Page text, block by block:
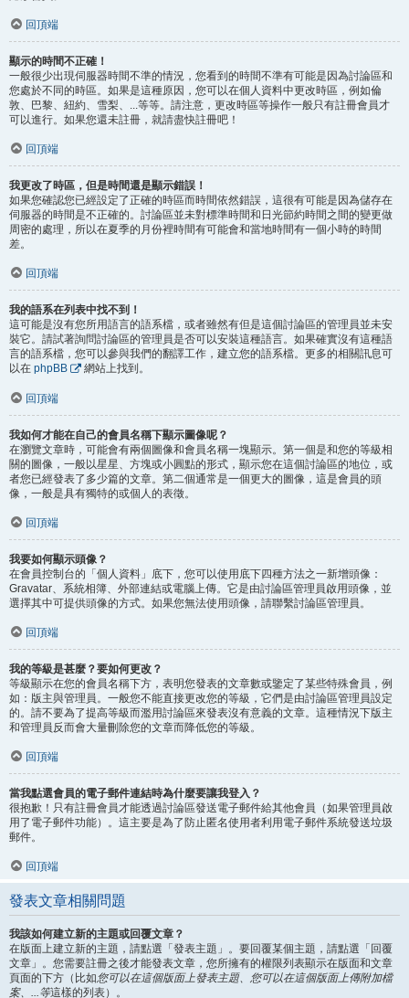
回頂端
顯示的時間不正確！
一般很少出現伺服器時間不準的情況，您看到的時間不準有可能是因為討論區和
您處於不同的時區。如果是這種原因，您可以在個人資料中更改時區，例如倫
敦、巴黎、紐約、雪梨、...等等。請注意，更改時區等操作一般只有註冊會員才
可以進行。如果您還未註冊，就請盡快註冊吧！
回頂端
我更改了時區，但是時間還是顯示錯誤！
如果您確認您已經設定了正確的時區而時間依然錯誤，這很有可能是因為儲存在
伺服器的時間是不正確的。討論區並未對標準時間和日光節約時間之間的變更做
周密的處理，所以在夏季的月份裡時間有可能會和當地時間有一個小時的時間
差。
回頂端
我的語系在列表中找不到！
這可能是沒有您所用語言的語系檔，或者雖然有但是這個討論區的管理員並未安
裝它。請試著詢問討論區的管理員是否可以安裝這種語言。如果確實沒有這種語
言的語系檔，您可以參與我們的翻譯工作，建立您的語系檔。更多的相關訊息可
以在 phpBB 網站上找到。
回頂端
我如何才能在自己的會員名稱下顯示圖像呢？
在瀏覽文章時，可能會有兩個圖像和會員名稱一塊顯示。第一個是和您的等級相
關的圖像，一般以星星、方塊或小圓點的形式，顯示您在這個討論區的地位，或
者您已經發表了多少篇的文章。第二個通常是一個更大的圖像，這是會員的頭
像，一般是具有獨特的或個人的表徵。
回頂端
我要如何顯示頭像？
在會員控制台的「個人資料」底下，您可以使用底下四種方法之一新增頭像：
Gravatar、系統相簿、外部連結或電腦上傳。它是由討論區管理員啟用頭像，並
選擇其中可提供頭像的方式。如果您無法使用頭像，請聯繫討論區管理員。
回頂端
我的等級是甚麼？要如何更改？
等級顯示在您的會員名稱下方，表明您發表的文章數或鑒定了某些特殊會員，例
如：版主與管理員。一般您不能直接更改您的等級，它們是由討論區管理員設定
的。請不要為了提高等級而濫用討論區來發表沒有意義的文章。這種情況下版主
和管理員反而會大量刪除您的文章而降低您的等級。
回頂端
當我點選會員的電子郵件連結時為什麼要讓我登入？
很抱歉！只有註冊會員才能透過討論區發送電子郵件給其他會員（如果管理員啟
用了電子郵件功能）。這主要是為了防止匿名使用者利用電子郵件系統發送垃圾
郵件。
回頂端
發表文章相關問題
我該如何建立新的主題或回覆文章？
在版面上建立新的主題，請點選「發表主題」。要回覆某個主題，請點選「回覆
文章」。您需要註冊之後才能發表文章，您所擁有的權限列表顯示在版面和文章
頁面的下方（比如您可以在這個版面上發表主題、您可以在這個版面上傳附加檔
案、...等這樣的列表）。